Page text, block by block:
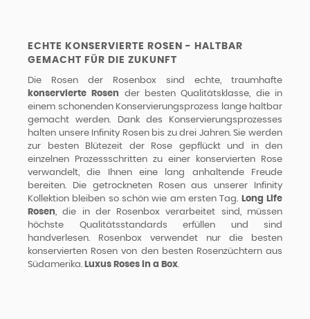
ECHTE KONSERVIERTE ROSEN - HALTBAR
GEMACHT FÜR DIE ZUKUNFT
Die Rosen der Rosenbox sind echte, traumhafte
konservierte Rosen
der besten Qualitätsklasse, die in
einem schonenden Konservierungsprozess lange haltbar
gemacht werden. Dank des Konservierungsprozesses
halten unsere Infinity Rosen bis zu drei Jahren. Sie werden
zur besten Blütezeit der Rose gepflückt und in den
einzelnen Prozessschritten zu einer konservierten Rose
verwandelt, die Ihnen eine lang anhaltende Freude
bereiten. Die getrockneten Rosen aus unserer Infinity
Kollektion bleiben so schön wie am ersten Tag.
Long Life
Rosen, die in der Rosenbox verarbeitet sind, müssen
höchste Qualitätsstandards erfüllen und sind
handverlesen. Rosenbox verwendet nur die besten
konservierten Rosen von den besten Rosenzüchtern aus
Südamerika. Luxus Roses in a Box.